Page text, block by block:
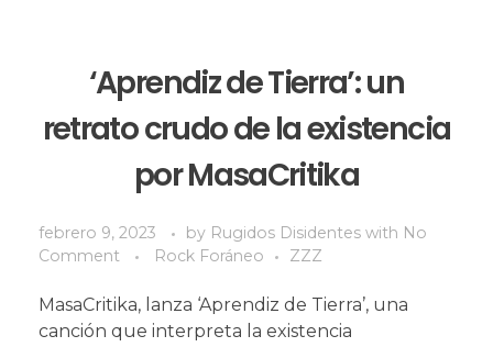
‘Aprendiz de Tierra’: un
retrato crudo de la existencia
por MasaCritika
febrero 9, 2023 by Rugidos Disidentes with No
Comment
Rock Foráneo ZZZ
MasaCritika, lanza ‘Aprendiz de Tierra’, una
canción que interpreta la existencia